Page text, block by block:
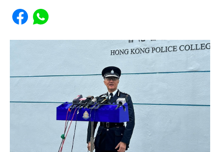
Share to Facebook
Share to WhatsApp